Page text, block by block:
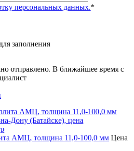
персональных данных.*
заполнения
отправлено. В ближайшее время с
АМЦ, толщина 11,0-100,0 мм Цена